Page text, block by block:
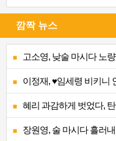
깜짝 뉴스
고소영, 낮술 마시다 노
이정재, ♥임세령 비키니
혜리 과감하게 벗었다,
장원영, 술 마시다 흘러